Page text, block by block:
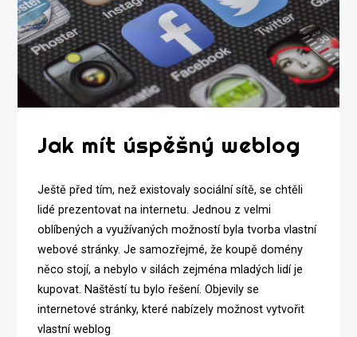
Jak mít úspěšný weblog
Ještě před tím, než existovaly sociální sítě, se chtěli
lidé prezentovat na internetu. Jednou z velmi
oblíbených a využívaných možností byla tvorba vlastní
webové stránky. Je samozřejmé, že koupě domény
něco stojí, a nebylo v silách zejména mladých lidí je
kupovat. Naštěstí tu bylo řešení. Objevily se
internetové stránky, které nabízely možnost vytvořit
vlastní weblog